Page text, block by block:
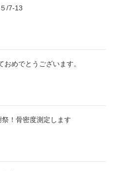
/7-13
おめでとうございます。
！骨密度測定します